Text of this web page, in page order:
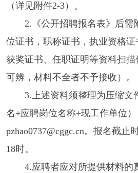
（详见附件2-3）。
2.《公开招聘报名表》后需
位证书，职称证书，执业资格证
获奖证书、任职证明等资料扫
可辨，材料不全者不予接收）。
3.上述资料须整理为压缩文
名+应聘岗位名称+现工作单位）
pzhao0737@cggc.cn。报名截止
18时。
4.应聘者应对所提供材料的